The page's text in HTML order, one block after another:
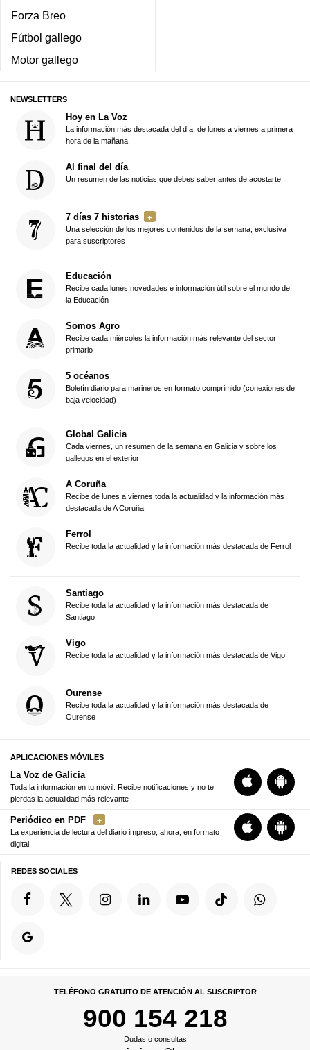
Forza Breo
Fútbol gallego
Motor gallego
NEWSLETTERS
Hoy en La Voz
La información más destacada del día, de lunes a viernes a primera
hora de la mañana
Al final del día
Un resumen de las noticias que debes saber antes de acostarte
7 días 7 historias
Una selección de los mejores contenidos de la semana, exclusiva
para suscriptores
Educación
Recibe cada lunes novedades e información útil sobre el mundo de
la Educación
Somos Agro
Recibe cada miércoles la información más relevante del sector
primario
5 océanos
Boletín diario para marineros en formato comprimido (conexiones de
baja velocidad)
Global Galicia
Cada viernes, un resumen de la semana en Galicia y sobre los
gallegos en el exterior
A Coruña
Recibe de lunes a viernes toda la actualidad y la información más
destacada de A Coruña
Ferrol
Recibe toda la actualidad y la información más destacada de Ferrol
Santiago
Recibe toda la actualidad y la información más destacada de
Santiago
Vigo
Recibe toda la actualidad y la información más destacada de Vigo
Ourense
Recibe toda la actualidad y la información más destacada de
Ourense
APLICACIONES MÓVILES
La Voz de Galicia
Toda la información en tu móvil. Recibe notificaciones y no te
pierdas la actualidad más relevante
Periódico en PDF
La experiencia de lectura del diario impreso, ahora, en formato
digital
REDES SOCIALES
TELÉFONO GRATUITO DE ATENCIÓN AL SUSCRIPTOR
900 154 218
Dudas o consultas